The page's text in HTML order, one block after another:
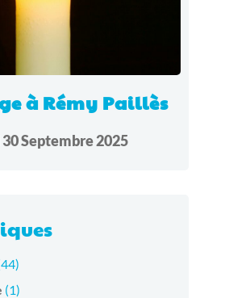
à Rémy Paillès
Septembre 2025
(1)